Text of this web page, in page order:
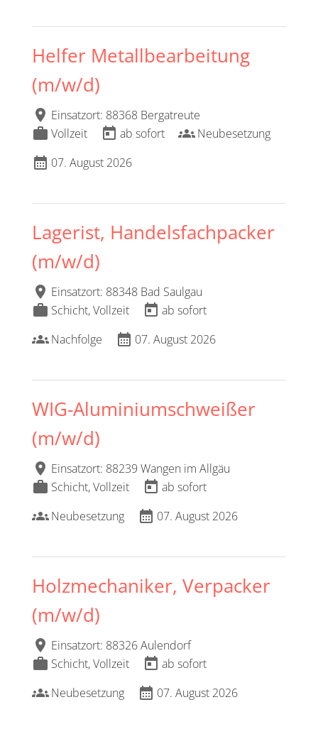
Helfer Metallbearbeitung
(m/w/d)
location_on Einsatzort: 88368 Bergatreute
work Vollzeit today ab sofort groupsNeubesetzung
calendar_month 07. August 2026
Lagerist, Handelsfachpacker
(m/w/d)
location_on Einsatzort: 88348 Bad Saulgau
work Schicht, Vollzeit today ab sofort
groupsNachfolge calendar_month 07. August 2026
WIG-Aluminiumschweißer
(m/w/d)
location_on Einsatzort: 88239 Wangen im Allgäu
work Schicht, Vollzeit today ab sofort
groupsNeubesetzung calendar_month 07. August 2026
Holzmechaniker, Verpacker
(m/w/d)
location_on Einsatzort: 88326 Aulendorf
work Schicht, Vollzeit today ab sofort
groupsNeubesetzung calendar_month 07. August 2026